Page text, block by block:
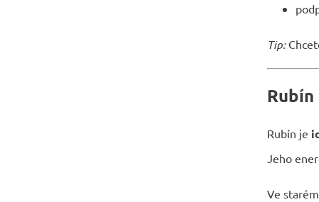
Tip:
Rubín je
Jeho
Ve